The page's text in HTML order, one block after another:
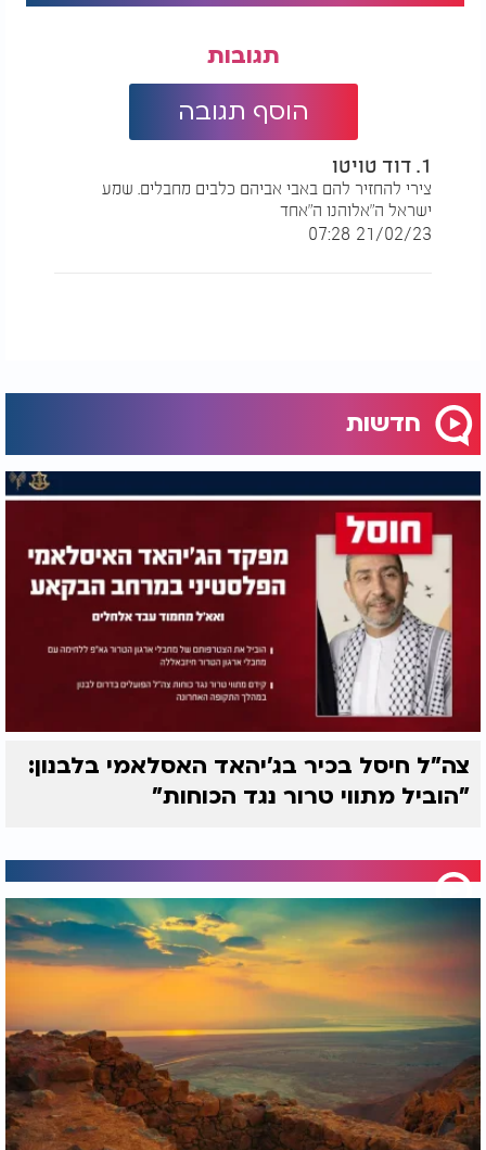
תגובות
הוסף תגובה
1. דוד טויטו
צירי להחזיר להם באבי אביהם כלבים מחבלים. שמע
ישראל ה"אלוהנו ה"אחד
21/02/23 07:28
חדשות
צה"ל חיסל בכיר בג'יהאד האסלאמי בלבנון:
"הוביל מתווי טרור נגד הכוחות"